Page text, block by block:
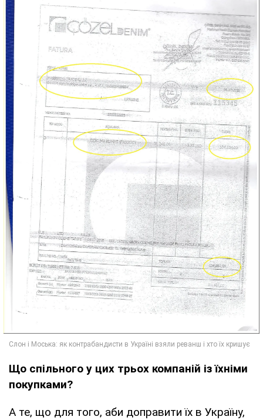
Що спільного у цих трьох компаній із їхніми
покупками?
А те, що для того, аби доправити їх в Україну,